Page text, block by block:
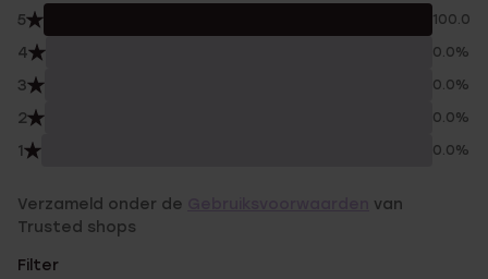
5 100.0%
4 0.0%
3 0.0%
2 0.0%
1 0.0%
Verzameld onder de
van
Trusted shops
Filter